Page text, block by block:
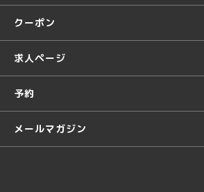
クーポン
求人ページ
予約
メールマガジン